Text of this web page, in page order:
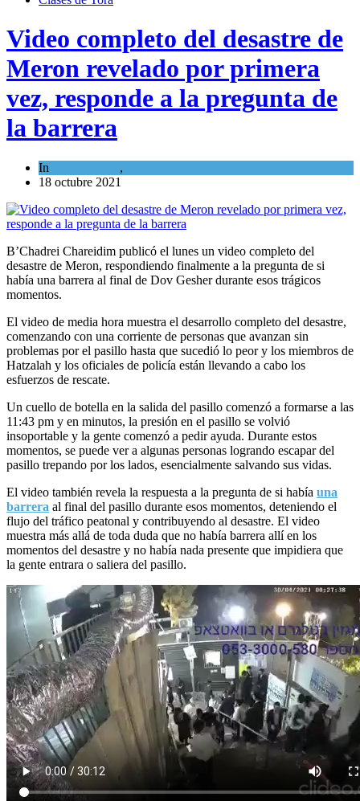
Video completo del desastre de
Meron revelado por primera
vez, responde a la pregunta de
la barrera
In ,
18 octubre 2021
B’Chadrei Chareidim publicó el lunes un video completo del
desastre de Meron, respondiendo finalmente a la pregunta de si
había una barrera al final de Dov Gesher durante esos trágicos
momentos.
El video de media hora muestra el desarrollo completo del desastre,
comenzando con una corriente de personas que avanzan sin
problemas por el pasillo hasta que sucedió lo peor y los miembros de
Hatzalah y los oficiales de policía están llevando a cabo los
esfuerzos de rescate.
Un cuello de botella en la salida del pasillo comenzó a formarse a las
11:43 pm y en minutos, la presión en el pasillo se volvió
insoportable y la gente comenzó a pedir ayuda. Durante estos
momentos, se puede ver a algunas personas logrando escapar del
pasillo trepando por los lados, esencialmente salvando sus vidas.
El video también revela la respuesta a la pregunta de si había una
barrera al final del pasillo durante esos momentos, deteniendo el
flujo del tráfico peatonal y contribuyendo al desastre. El video
muestra más allá de toda duda que no había barrera allí en los
momentos del desastre y no había nada presente que impidiera que
la gente entrara o saliera del pasillo.